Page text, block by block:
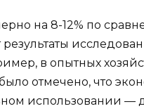
на 8-12% по
в опытных
отмечено, что
использовании —